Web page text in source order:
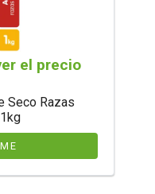
el precio
Seco Razas